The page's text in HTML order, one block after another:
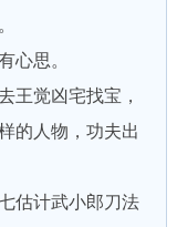
思。
觉凶宅找宝，
的人物，功夫出
估计武小郎刀法